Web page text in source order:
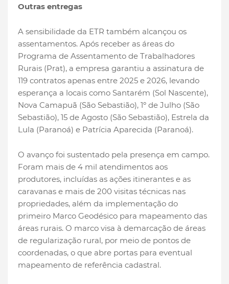
Outras entregas
A sensibilidade da ETR também alcançou os
assentamentos. Após receber as áreas do
Programa de Assentamento de Trabalhadores
Rurais (Prat), a empresa garantiu a assinatura de
119 contratos apenas entre 2025 e 2026, levando
esperança a locais como Santarém (Sol Nascente),
Nova Camapuã (São Sebastião), 1º de Julho (São
Sebastião), 15 de Agosto (São Sebastião), Estrela da
Lula (Paranoá) e Patrícia Aparecida (Paranoá).
O avanço foi sustentado pela presença em campo.
Foram mais de 4 mil atendimentos aos
produtores, incluídas as ações itinerantes e as
caravanas e mais de 200 visitas técnicas nas
propriedades, além da implementação do
primeiro Marco Geodésico para mapeamento das
áreas rurais. O marco visa à demarcação de áreas
de regularização rural, por meio de pontos de
coordenadas, o que abre portas para eventual
mapeamento de referência cadastral.